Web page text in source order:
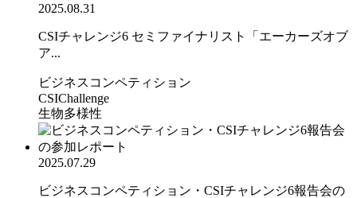
2025.08.31
CSIチャレンジ6 セミファイナリスト「エーカーズオブ
ア...
ビジネスコンペティション
CSIChallenge
生物多様性
2025.07.29
ビジネスコンペティション・CSIチャレンジ6報告会の